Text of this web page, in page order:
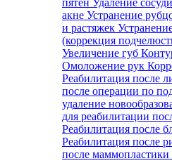
пятен Удаление
акне Устранение
и растяжек
(коррекция
Увеличение губ
Омоложение рук
Реабилитация после
после операции по
удаление
для реабилитации
Реабилитация после
Реабилитация после
после маммопластики